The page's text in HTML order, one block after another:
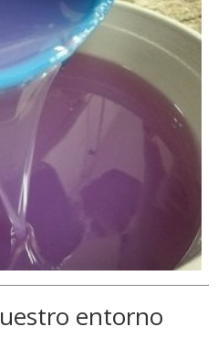
entorno